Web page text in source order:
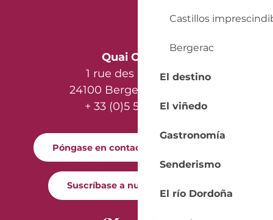
Castillos
Bergerac
El destino
El viñedo
Gastronomía
Senderismo
El río Dordoña
Quai Cyrano
1 rue des Récollets
24100 Bergerac - France
+ 33 (0)5 53 57 03 11
Póngase en contacto con nosotros
Suscríbase a nuestro boletín